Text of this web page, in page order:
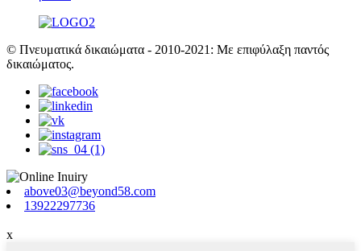
© Πνευματικά δικαιώματα - 2010-2021: Με επιφύλαξη παντός
δικαιώματος.
above03@beyond58.com
13922297736
x